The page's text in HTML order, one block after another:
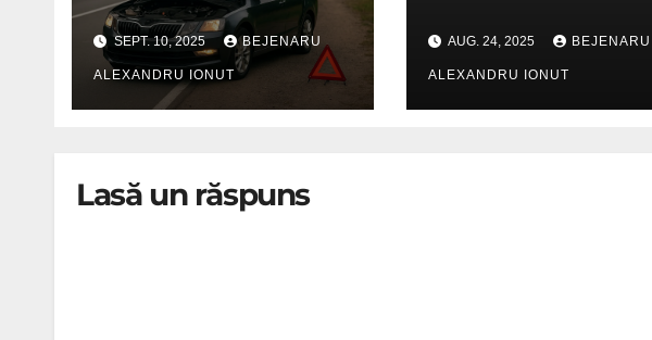
SEPT. 10, 2025 BEJENARU
ALEXANDRU IONUT
AUG. 24, 2025 BEJENARU
ALEXANDRU IONUT
Lasă un răspuns